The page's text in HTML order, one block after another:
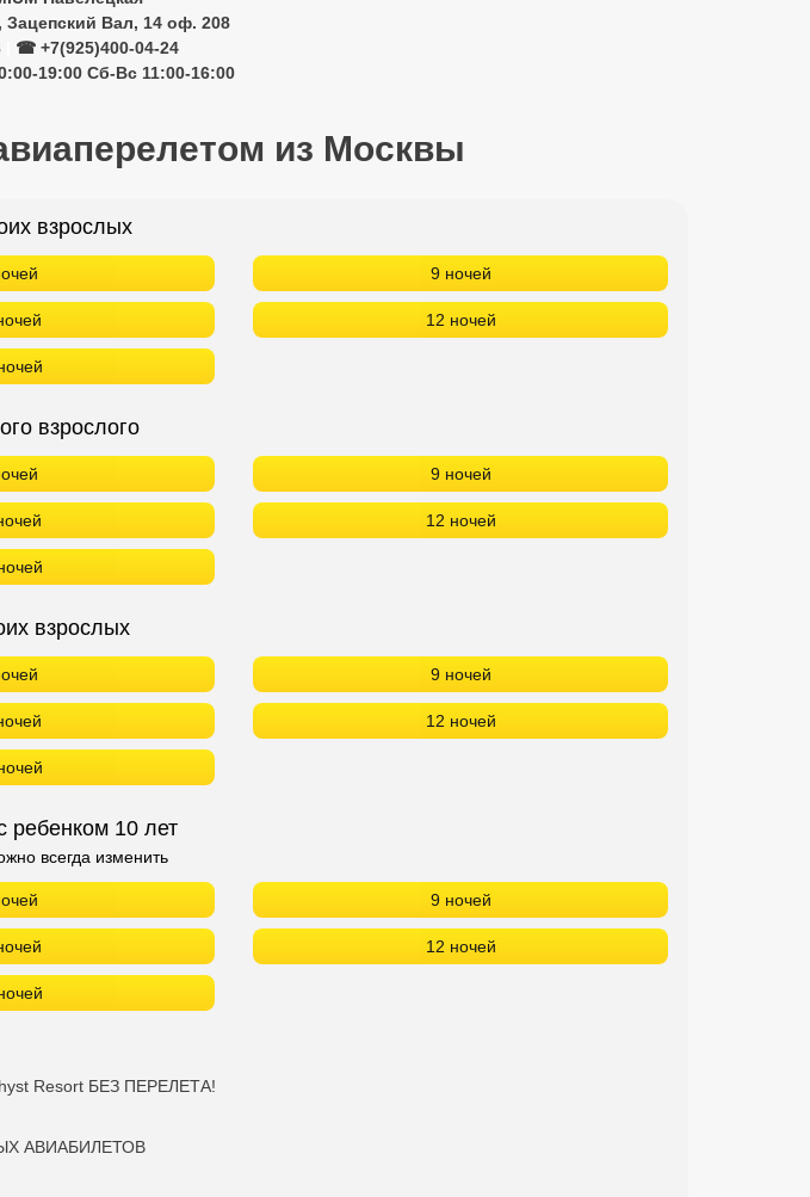
Зацепский Вал, 14 оф. 208
☎ +7(925)400-04-24
19:00 Сб-Вс 11:00-16:00
из Москвы
взрослых
9 ночей
12 ночей
взрослого
9 ночей
12 ночей
взрослых
9 ночей
12 ночей
ребенком 10 лет
всегда изменить
9 ночей
12 ночей
Resort БЕЗ ПЕРЕЛЕТА!
АВИАБИЛЕТОВ